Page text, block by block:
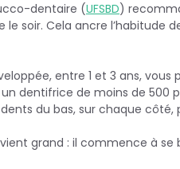
dentaire (UFSBD)
soir. Cela ancre l’habitude
entre 1 et 3 ans, vous
dentifrice de moins de
du bas, sur chaque côté,
grand : il commence à se